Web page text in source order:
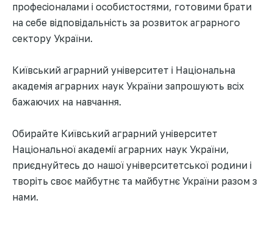
професіоналами і особистостями, готовими брати
на себе відповідальність за розвиток аграрного
сектору України.
Київський аграрний університет і Національна
академія аграрних наук України запрошують всіх
бажаючих на навчання.
Обирайте Київський аграрний університет
Національної академії аграрних наук України,
приєднуйтесь до нашої університетської родини і
творіть своє майбутнє та майбутнє України разом з
нами.